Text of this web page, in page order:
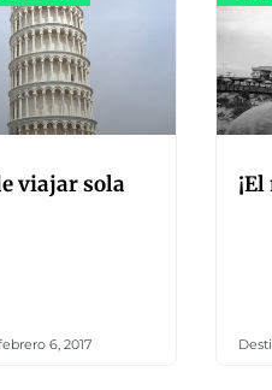
viajar sola
6, 2017